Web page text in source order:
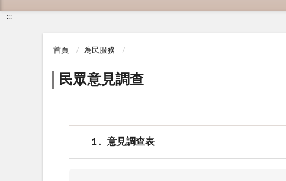
:::
首頁 為民服務
民眾意見調查
1 意見調查表